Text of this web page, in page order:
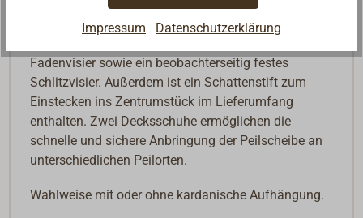
Fadenvisier sowie ein beobachterseitig festes
Schlitzvisier. Außerdem ist ein Schattenstift zum
Einstecken ins Zentrumstück im Lieferumfang
enthalten. Zwei Decksschuhe ermöglichen die
schnelle und sichere Anbringung der Peilscheibe an
unterschiedlichen Peilorten.
Wahlweise mit oder ohne kardanische Aufhängung.
Impressum Datenschutzerklärung